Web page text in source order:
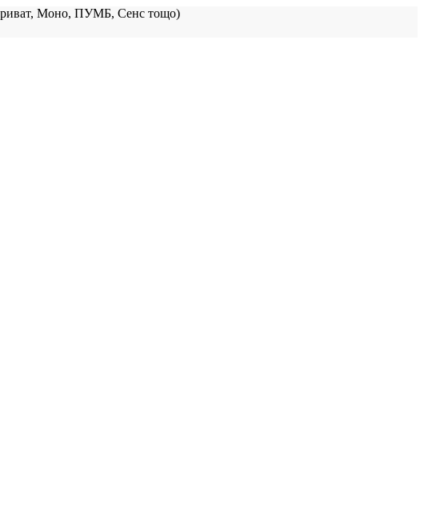
Моно, ПУМБ, Сенс тощо)